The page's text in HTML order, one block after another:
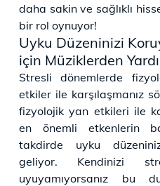
daha sakin ve sağlıklı
bir rol oynuyor!
Uyku Düzeninizi
için Müziklerden
Stresli dönemlerde
etkiler ile karşılaşmanız
fizyolojik yan etkileri ile
en önemli etkenlerin
takdirde uyku
geliyor. Kendinizi
uyuyamıyorsanız bu